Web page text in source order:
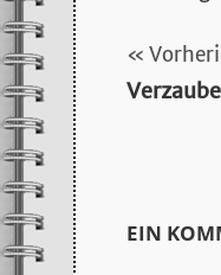
hören
EIN